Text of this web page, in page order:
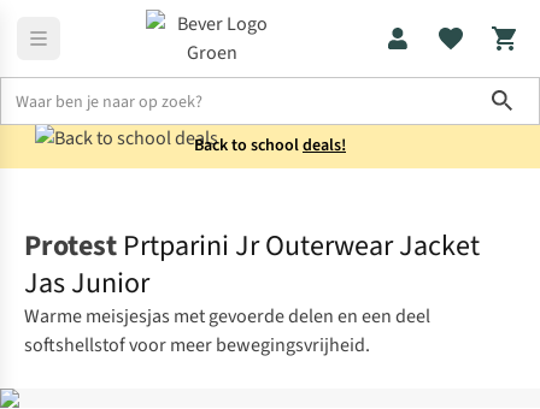
Back to schooldeals!
Protest Prtparini Jr Outerwear Jacket
Jas Junior
Warme meisjesjas met gevoerde delen en een deel
softshellstof voor meer bewegingsvrijheid.